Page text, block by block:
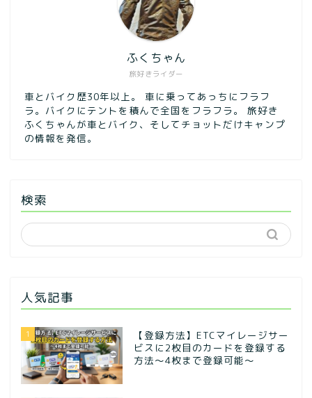
旅好きライダー
ふくちゃん
車とバイク歴30年以上。 車に乗ってあっちにフラフ
ラ。バイクにテントを積んで全国をフラフラ。 旅好き
ふくちゃんが車とバイク、そしてチョットだけキャンプ
の情報を発信。
検索
人気記事
1
【登録方法】ETCマイレージサー
ビスに2枚目のカードを登録する
方法〜4枚まで登録可能〜